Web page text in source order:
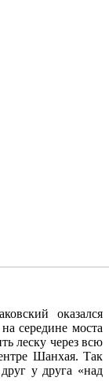
оказался
середине моста
леску через всю
Шанхая. Так
у друга «над